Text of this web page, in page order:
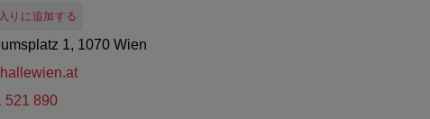
りに追加する
1, 1070 Wien
521 890